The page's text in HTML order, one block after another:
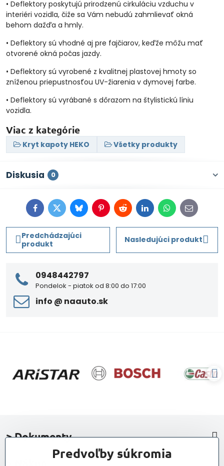
• Deflektory poskytujú prirodzenú cirkuláciu vzduchu v
interiéri vozidla, čiže sa Vám nebudú zahmlievať okná
behom dažďa a hmly.
• Deflektory sú vhodné aj pre fajčiarov, keďže môžu mať
otvorené okná počas jazdy.
• Deflektory sú vyrobené z kvalitnej plastovej hmoty so
zníženou priepustnosťou UV-žiarenia v dymovej farbe.
• Deflektory sú vyrábané s dôrazom na štylistickú líniu
vozidla.
Viac z kategórie
Kryt kapoty HEKO Všetky produkty
Diskusia 0
FacebookTwitterBlueskyPinterestRedditLinkedInWhatsApp
E-
mail
Predchádzajúci
produkt
Nasledujúci produkt
0948442797
Pondelok - piatok od 8:00 do 17:00
info ​@ naauto​.sk
> Dokumenty
Predvoľby súkromia